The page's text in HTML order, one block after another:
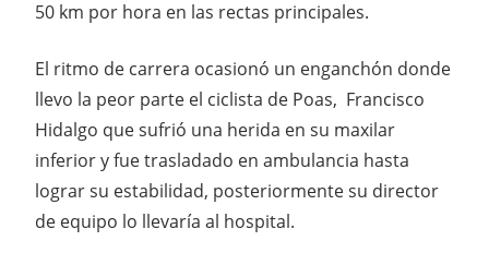
50 km por hora en las rectas principales.
El ritmo de carrera ocasionó un enganchón donde
llevo la peor parte el ciclista de Poas, Francisco
Hidalgo que sufrió una herida en su maxilar
inferior y fue trasladado en ambulancia hasta
lograr su estabilidad, posteriormente su director
de equipo lo llevaría al hospital.